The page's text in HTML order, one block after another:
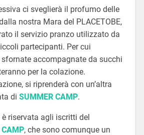
ci sveglierà il profumo delle
nostra Mara del PLACETOBE,
il servizio pranzo utilizzato da
partecipanti. Per cui
accompagnate da succhi
per la colazione.
si riprenderà con un’altra
di SUMMER CAMP.
riservata agli iscritti del
, che sono comunque un